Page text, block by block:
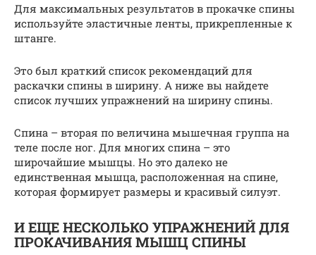
Для максимальных результатов в прокачке спины
используйте эластичные ленты, прикрепленные к
штанге.
Это был краткий список рекомендаций для
раскачки спины в ширину. А ниже вы найдете
список лучших упражнений на ширину спины.
Спина – вторая по величина мышечная группа на
теле после ног. Для многих спина – это
широчайшие мышцы. Но это далеко не
единственная мышца, расположенная на спине,
которая формирует размеры и красивый силуэт.
И ЕЩЕ НЕСКОЛЬКО УПРАЖНЕНИЙ ДЛЯ
ПРОКАЧИВАНИЯ МЫШЦ СПИНЫ